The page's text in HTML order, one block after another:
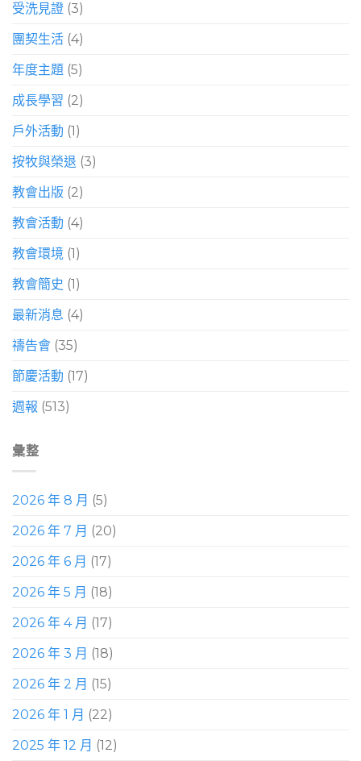
受洗見證 (3)
團契生活 (4)
年度主題 (5)
成長學習 (2)
戶外活動 (1)
按牧與榮退 (3)
教會出版 (2)
教會活動 (4)
教會環境 (1)
教會簡史 (1)
最新消息 (4)
禱告會 (35)
節慶活動 (17)
週報 (513)
彙整
2026 年 8 月 (5)
2026 年 7 月 (20)
2026 年 6 月 (17)
2026 年 5 月 (18)
2026 年 4 月 (17)
2026 年 3 月 (18)
2026 年 2 月 (15)
2026 年 1 月 (22)
2025 年 12 月 (12)